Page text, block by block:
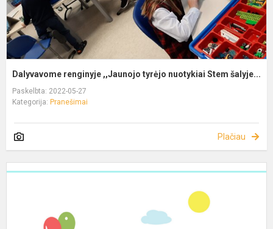
Dalyvavome renginyje ,,Jaunojo tyrėjo nuotykiai Stem šalyje...
Paskelbta: 2022-05-27
Kategorija: Pranešimai
Plačiau